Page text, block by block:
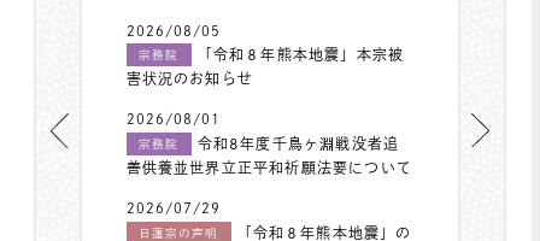
2026/08/05
宗務院
「令和８年熊本地震」本宗被
害状況のお知らせ
2026/08/01
宗務院
令和8年度千鳥ヶ淵戦没者追
善供養並世界立正平和祈願法要について
2026/07/29
日蓮宗の声明
「令和８年熊本地震」の